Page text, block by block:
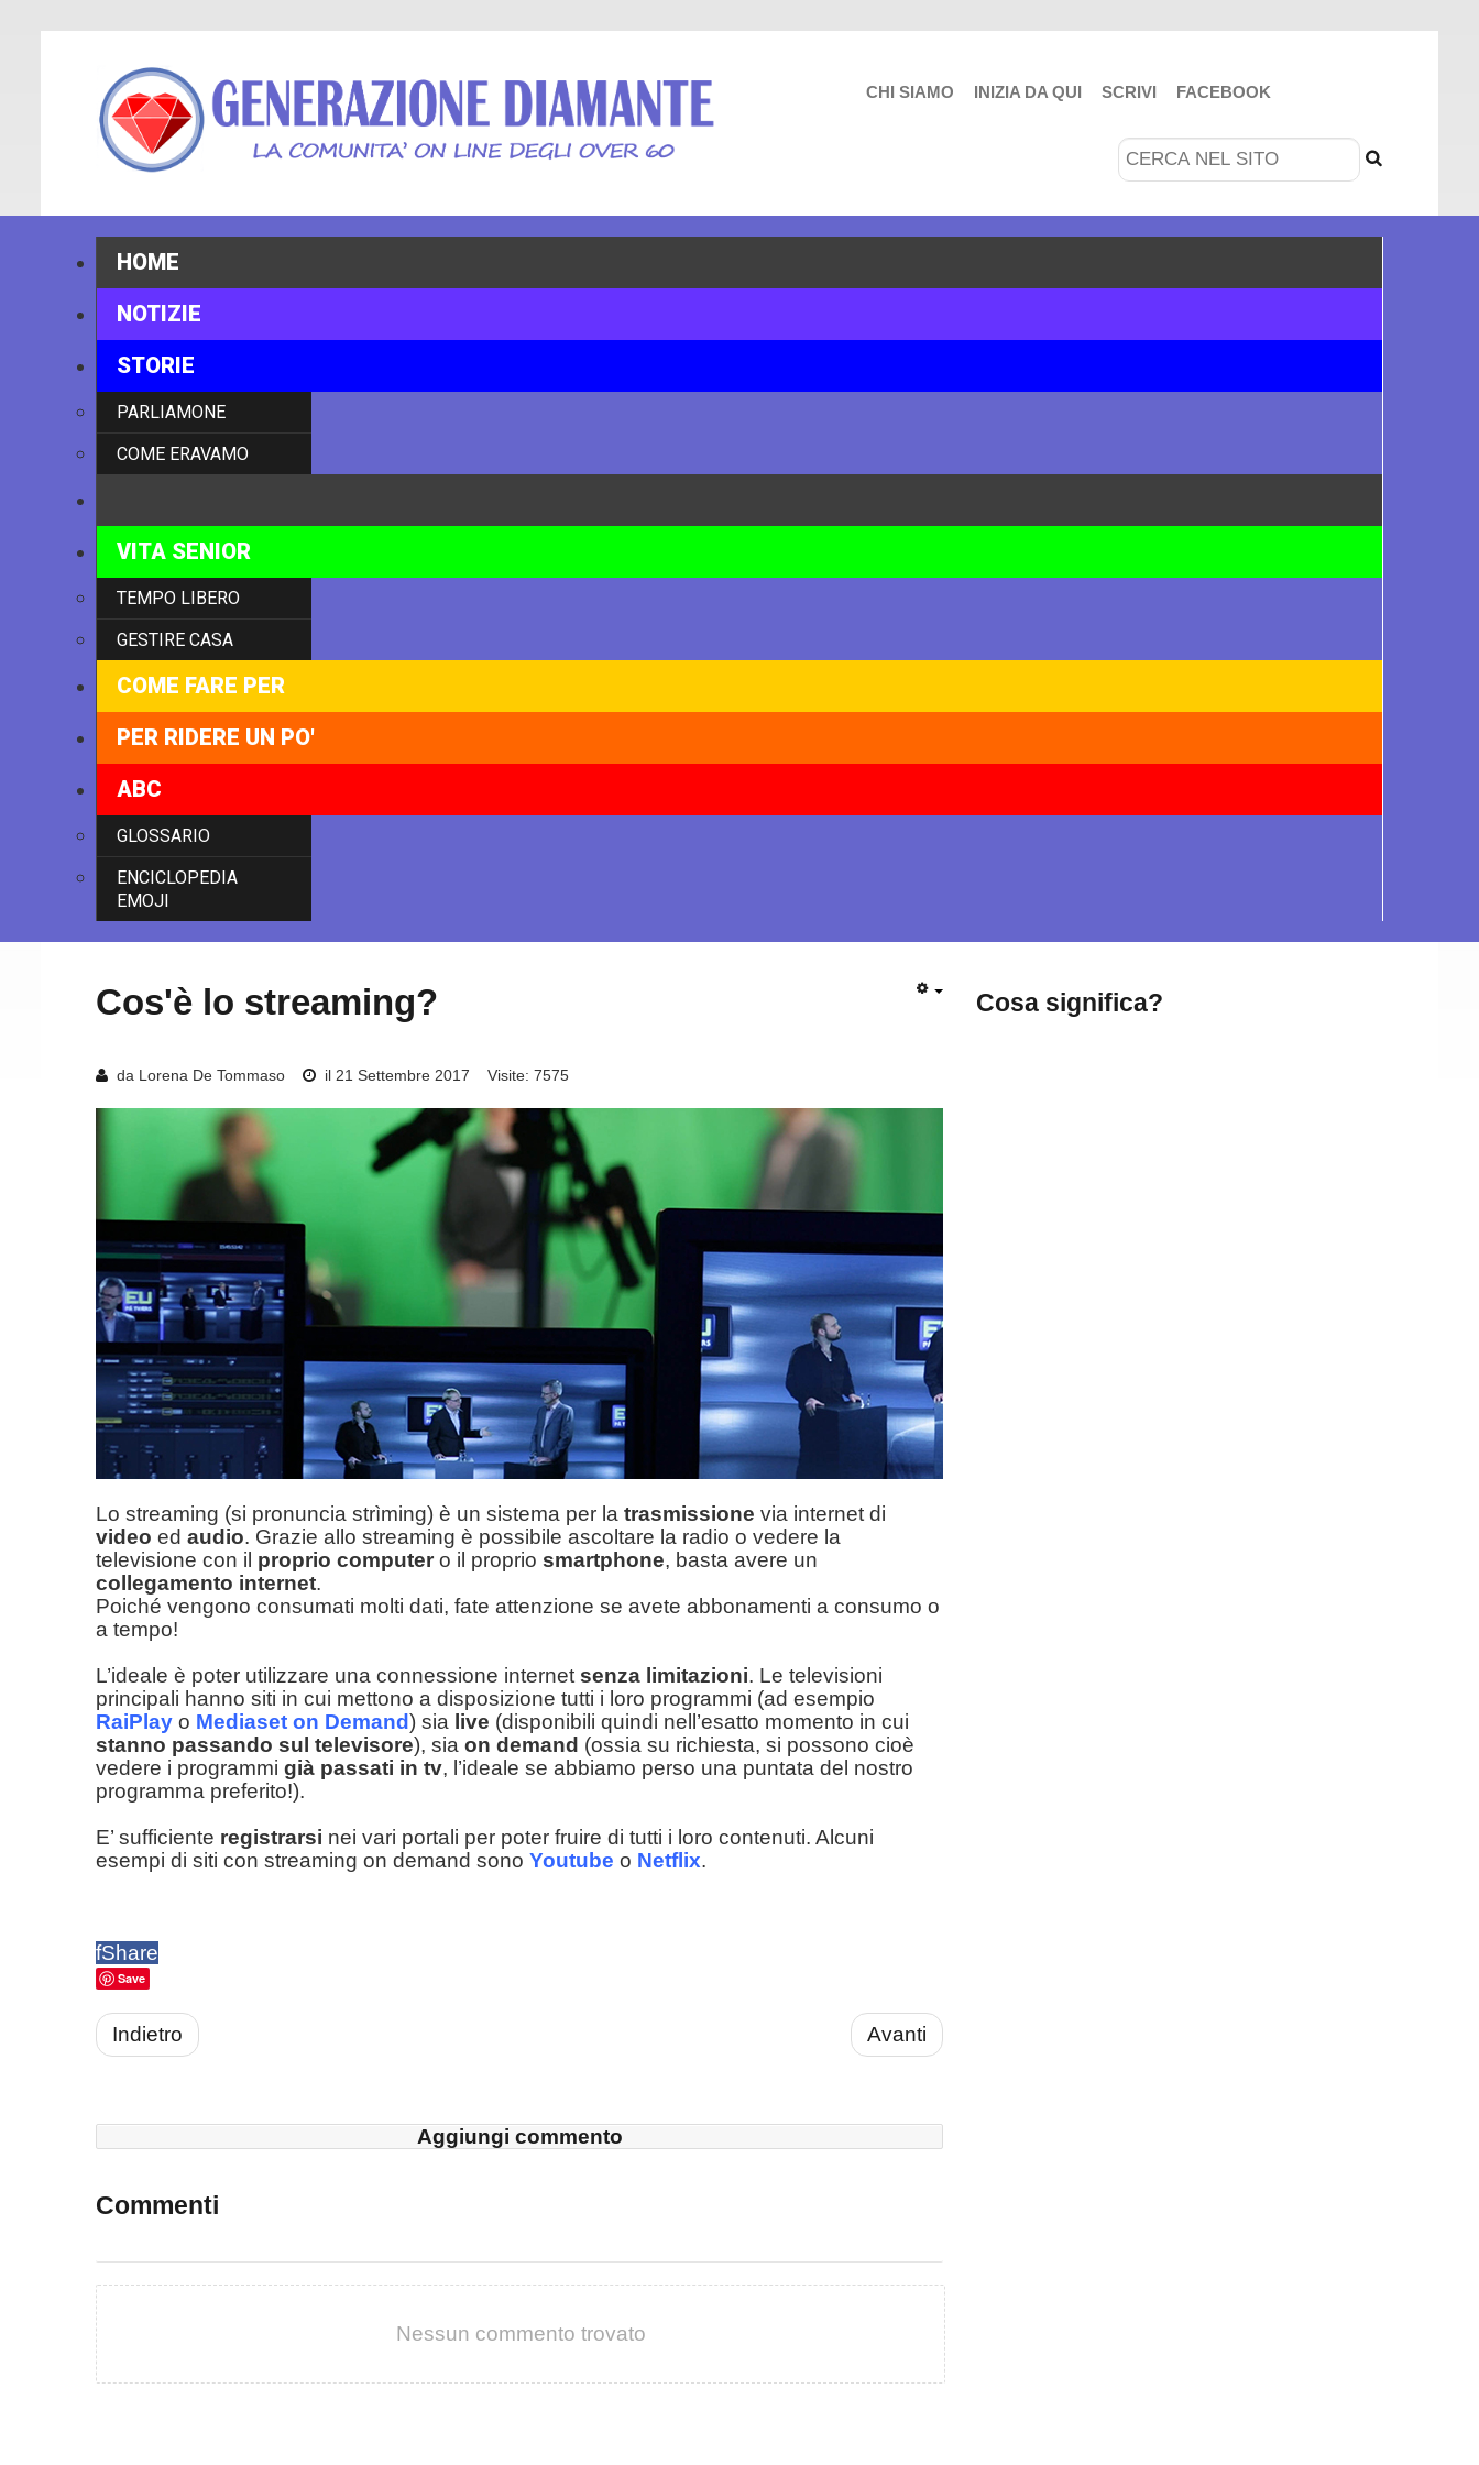
CHI SIAMO INIZIA DA QUI SCRIVI FACEBOOK
Cerca...
HOME
NOTIZIE
STORIE
PARLIAMONE
COME ERAVAMO
VITA SENIOR
TEMPO LIBERO
GESTIRE CASA
COME FARE PER
PER RIDERE UN PO'
ABC
GLOSSARIO
ENCICLOPEDIA
EMOJI
Cos'è lo streaming?
da Lorena De Tommaso il 21 Settembre 2017 Visite: 7575
Lo streaming (si pronuncia strìming) è un sistema per la trasmissione via internet di
video ed audio. Grazie allo streaming è possibile ascoltare la radio o vedere la
televisione con il proprio computer o il proprio smartphone, basta avere un
collegamento internet.
Poiché vengono consumati molti dati, fate attenzione se avete abbonamenti a consumo o
a tempo!
L’ideale è poter utilizzare una connessione internet senza limitazioni. Le televisioni
principali hanno siti in cui mettono a disposizione tutti i loro programmi (ad esempio
RaiPlay o Mediaset on Demand) sia live (disponibili quindi nell’esatto momento in cui
stanno passando sul televisore), sia on demand (ossia su richiesta, si possono cioè
vedere i programmi già passati in tv, l’ideale se abbiamo perso una puntata del nostro
programma preferito!).
E’ sufficiente registrarsi nei vari portali per poter fruire di tutti i loro contenuti. Alcuni
esempi di siti con streaming on demand sono Youtube o Netflix.
fShare
Save
Indietro Avanti
Aggiungi commento
Commenti
Nessun commento trovato
Cosa significa?